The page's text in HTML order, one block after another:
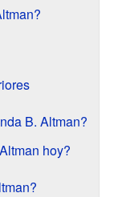
B. Altman?
hoy?